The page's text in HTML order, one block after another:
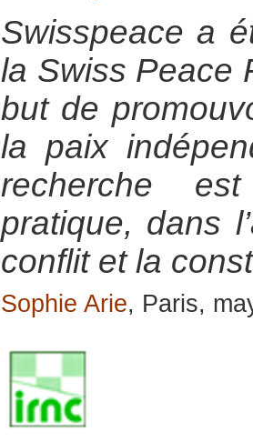
Swisspeace a
la Swiss Peace
but de
la paix
recherche
pratique, dans
conflit et la
Sophie Arie, Paris,